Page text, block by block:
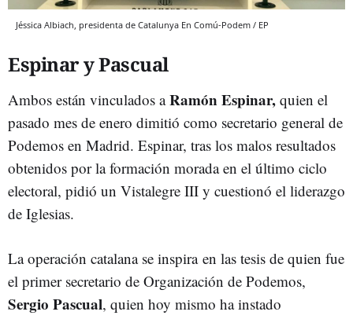
Jéssica Albiach, presidenta de Catalunya En Comú-Podem / EP
Espinar y Pascual
Ambos están vinculados aRamón Espinar, quien el
pasado mes de enero dimitió como secretario general de
Podemos en Madrid. Espinar, tras los malos resultados
obtenidos por la formación morada en el último ciclo
electoral, pidió un Vistalegre III y cuestionó el liderazgo
de Iglesias.
La operación catalana se inspira en las tesis de quien fue
el primer secretario de Organización de Podemos,
Sergio Pascual, quien hoy mismo ha instado